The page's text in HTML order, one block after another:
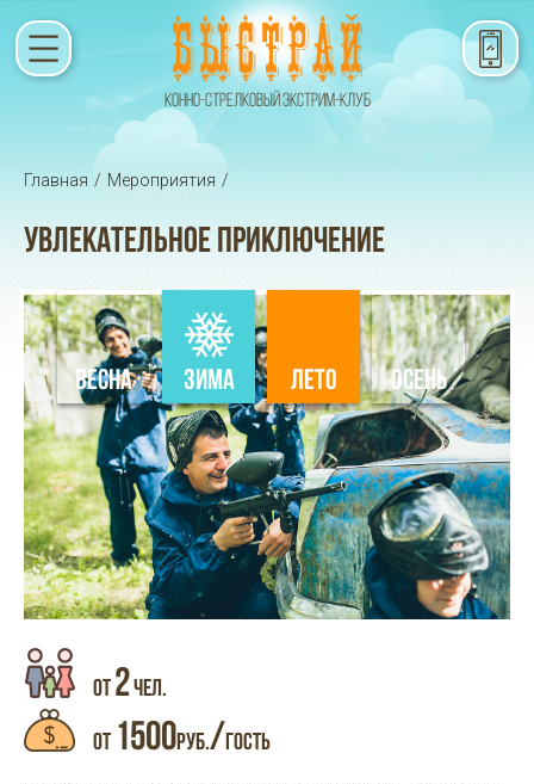
КОННО-СТРЕЛКОВЫЙ ЭКСТРИМ-КЛУБ
Главная / Мероприятия /
УВЛЕКАТЕЛЬНОЕ ПРИКЛЮЧЕНИЕ
ВЕСНА ЗИМА ЛЕТО ОСЕНЬ
ОТ2ЧЕЛ.
ОТ 1500РУБ./ГОСТЬ